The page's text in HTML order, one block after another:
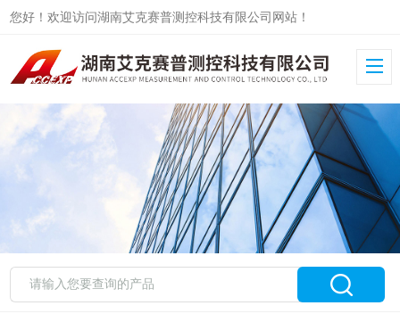
您好！欢迎访问湖南艾克赛普测控科技有限公司网站！